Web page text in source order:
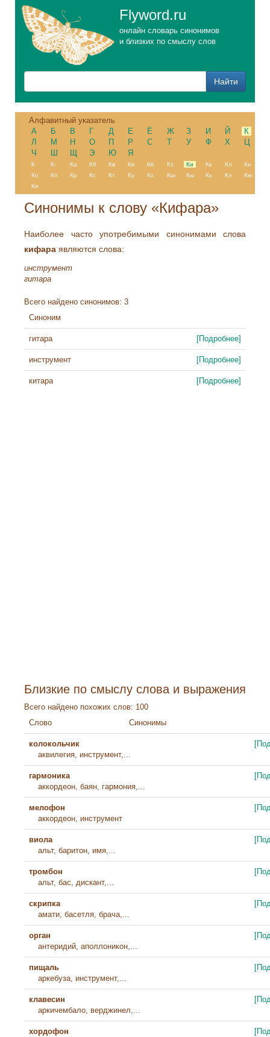
Flyword.ru
онлайн словарь синонимов
и близких по смыслу слов
Алфавитный указатель
А
Б В Г Д Е Ё Ж З И Й
К
Л
М Н О П Р С Т У Ф Х
Ц
Ч
Ш Щ Э Ю Я
К К- Ка Кб Кв Ке Кё Кз Ки Кк Кл
Кн
Ко
Кп Кр Кс Кт Ку Кх Кш Кы Кь Кэ
Кю
Кя
Синонимы к слову «Кифара»
Наиболее часто употребимыми синонимами слова
кифара являются слова:
инструмент
гитара
Всего найдено синонимов: 3
Синоним
гитара [Подробнее]
инструмент [Подробнее]
китара [Подробнее]
Близкие по смыслу слова и выражения
Всего найдено похожих слов: 100
Слово
Синонимы
колокольчик
аквилегия, инструмент,...
гармоника
аккордеон, баян, гармония,...
мелофон
аккордеон, инструмент
виола
альт, баритон, имя,...
тромбон
альт, бас, дискант,...
скрипка
амати, басетля, брача,...
орган
антеридий, аполлоникон,...
пищаль
аркебуза, инструмент,...
клавесин
аркичембало, верджинел,...
хордофон